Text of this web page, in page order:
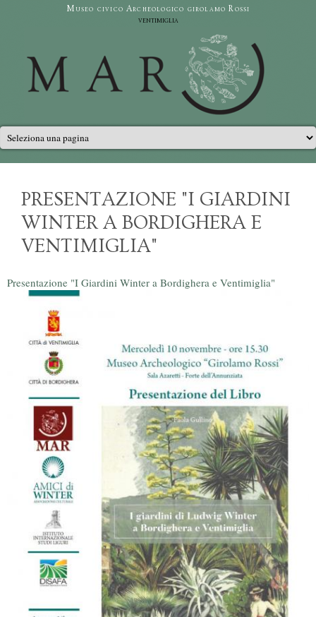
Salta al contenuto principaleMuseo civico Archeologico girolamo Rossi
ventimiglia
Menu principale
PRESENTAZIONE "I GIARDINI
WINTER A BORDIGHERA E
VENTIMIGLIA"
Presentazione "I Giardini Winter a Bordighera e Ventimiglia"